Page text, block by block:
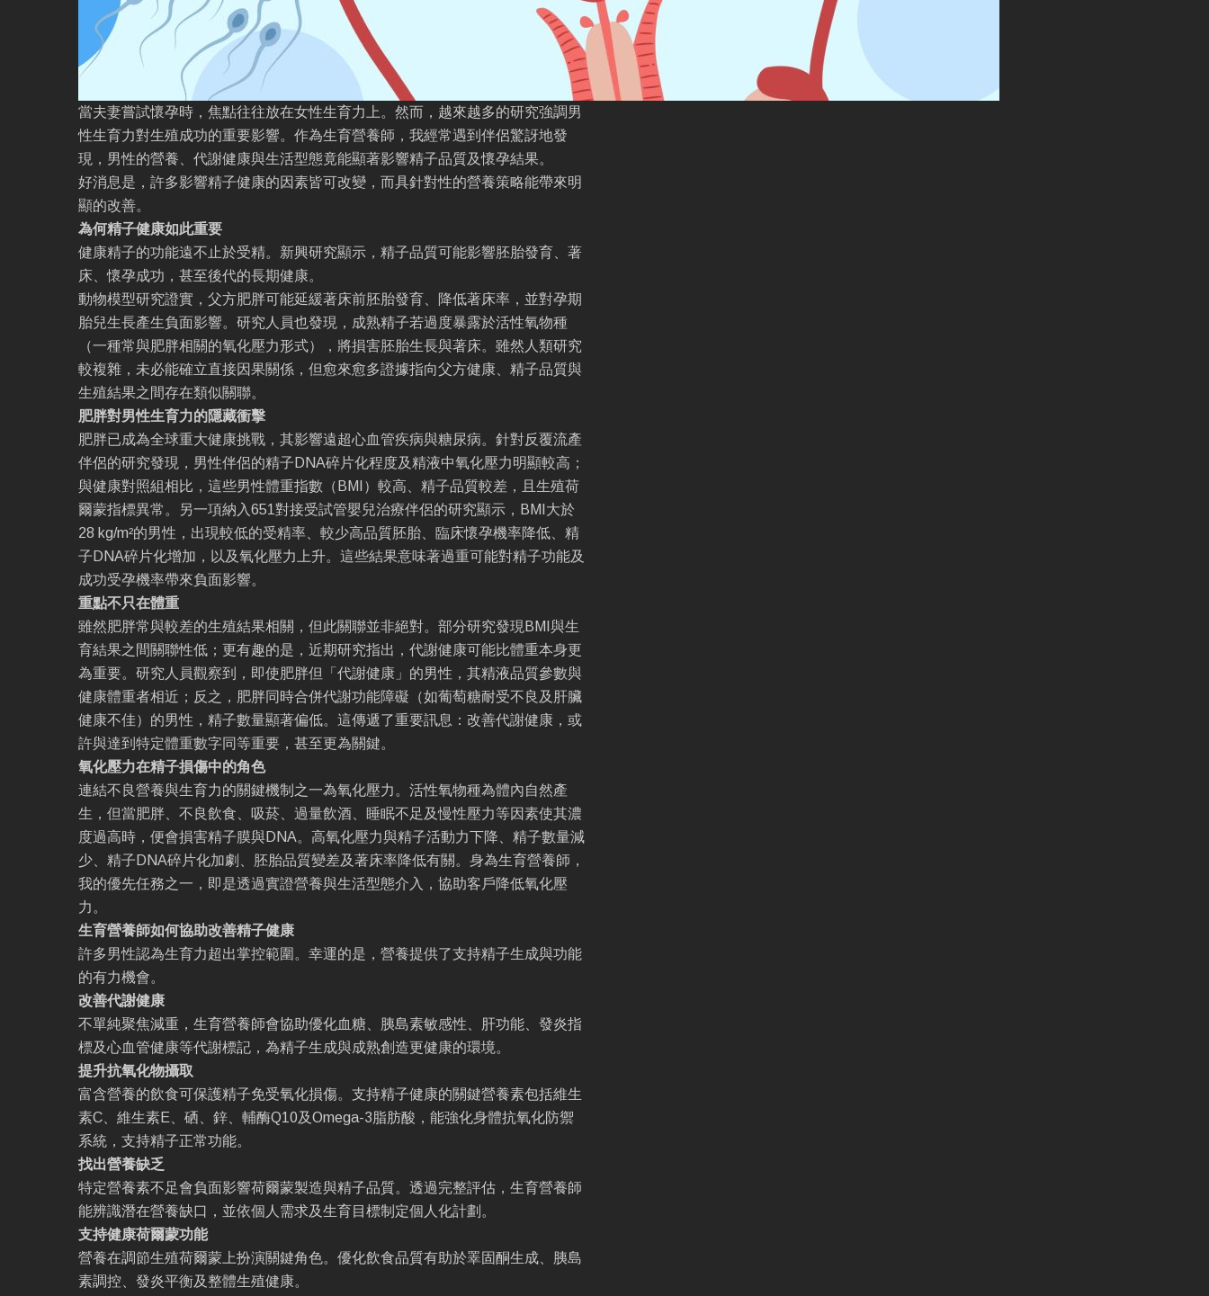
當夫妻嘗試懷孕時，焦點往往放在女性生育力上。然而，越來越多的研究強調男
性生育力對生殖成功的重要影響。作為生育營養師，我經常遇到伴侶驚訝地發
現，男性的營養、代謝健康與生活型態竟能顯著影響精子品質及懷孕結果。
好消息是，許多影響精子健康的因素皆可改變，而具針對性的營養策略能帶來明
顯的改善。
為何精子健康如此重要
健康精子的功能遠不止於受精。新興研究顯示，精子品質可能影響胚胎發育、著
床、懷孕成功，甚至後代的長期健康。
動物模型研究證實，父方肥胖可能延緩著床前胚胎發育、降低著床率，並對孕期
胎兒生長產生負面影響。研究人員也發現，成熟精子若過度暴露於活性氧物種
（一種常與肥胖相關的氧化壓力形式），將損害胚胎生長與著床。雖然人類研究
較複雜，未必能確立直接因果關係，但愈來愈多證據指向父方健康、精子品質與
生殖結果之間存在類似關聯。
肥胖對男性生育力的隱藏衝擊
肥胖已成為全球重大健康挑戰，其影響遠超心血管疾病與糖尿病。針對反覆流產
伴侶的研究發現，男性伴侶的精子DNA碎片化程度及精液中氧化壓力明顯較高；
與健康對照組相比，這些男性體重指數（BMI）較高、精子品質較差，且生殖荷
爾蒙指標異常。另一項納入651對接受試管嬰兒治療伴侶的研究顯示，BMI大於
28 kg/m²的男性，出現較低的受精率、較少高品質胚胎、臨床懷孕機率降低、精
子DNA碎片化增加，以及氧化壓力上升。這些結果意味著過重可能對精子功能及
成功受孕機率帶來負面影響。
重點不只在體重
雖然肥胖常與較差的生殖結果相關，但此關聯並非絕對。部分研究發現BMI與生
育結果之間關聯性低；更有趣的是，近期研究指出，代謝健康可能比體重本身更
為重要。研究人員觀察到，即使肥胖但「代謝健康」的男性，其精液品質參數與
健康體重者相近；反之，肥胖同時合併代謝功能障礙（如葡萄糖耐受不良及肝臟
健康不佳）的男性，精子數量顯著偏低。這傳遞了重要訊息：改善代謝健康，或
許與達到特定體重數字同等重要，甚至更為關鍵。
氧化壓力在精子損傷中的角色
連結不良營養與生育力的關鍵機制之一為氧化壓力。活性氧物種為體內自然產
生，但當肥胖、不良飲食、吸菸、過量飲酒、睡眠不足及慢性壓力等因素使其濃
度過高時，便會損害精子膜與DNA。高氧化壓力與精子活動力下降、精子數量減
少、精子DNA碎片化加劇、胚胎品質變差及著床率降低有關。身為生育營養師，
我的優先任務之一，即是透過實證營養與生活型態介入，協助客戶降低氧化壓
力。
生育營養師如何協助改善精子健康
許多男性認為生育力超出掌控範圍。幸運的是，營養提供了支持精子生成與功能
的有力機會。
改善代謝健康
不單純聚焦減重，生育營養師會協助優化血糖、胰島素敏感性、肝功能、發炎指
標及心血管健康等代謝標記，為精子生成與成熟創造更健康的環境。
提升抗氧化物攝取
富含營養的飲食可保護精子免受氧化損傷。支持精子健康的關鍵營養素包括維生
素C、維生素E、硒、鋅、輔酶Q10及Omega-3脂肪酸，能強化身體抗氧化防禦
系統，支持精子正常功能。
找出營養缺乏
特定營養素不足會負面影響荷爾蒙製造與精子品質。透過完整評估，生育營養師
能辨識潛在營養缺口，並依個人需求及生育目標制定個人化計劃。
支持健康荷爾蒙功能
營養在調節生殖荷爾蒙上扮演關鍵角色。優化飲食品質有助於睪固酮生成、胰島
素調控、發炎平衡及整體生殖健康。